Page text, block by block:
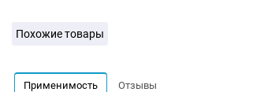
Похожие товары
Применимость Отзывы